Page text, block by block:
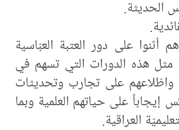
أثنوا على دور العتبة العبّاسية
مثل هذه الدورات التي تسهم في
واطّلاعهم على تجارب وتحديثات
إيجاباً على حياتهم العلمية وبما
العراقية.